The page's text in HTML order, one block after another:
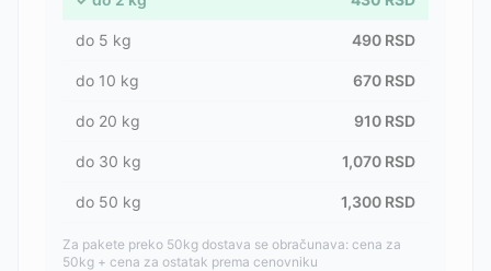
do 5 kg 490 RSD
do 10 kg 670 RSD
do 20 kg 910 RSD
do 30 kg 1,070 RSD
do 50 kg 1,300 RSD
Za pakete preko 50kg dostava se obračunava: cena za
50kg + cena za ostatak prema cenovniku